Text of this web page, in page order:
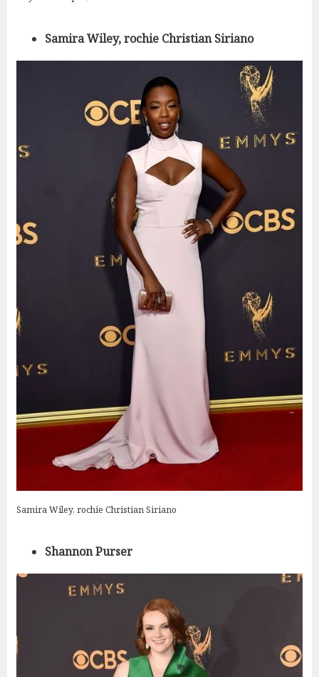
Samira Wiley, rochie Christian Siriano
Samira Wiley, rochie Christian Siriano
Shannon Purser